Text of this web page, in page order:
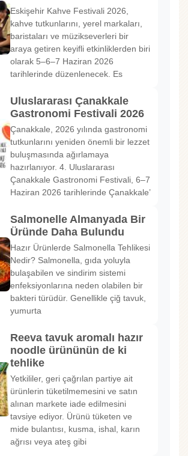
Eskişehir Kahve Festivali 2026,
kahve tutkunlarını, yerel markaları,
baristaları ve müzikseverleri bir
araya getiren keyifli etkinliklerden biri
olarak 5–6–7 Haziran 2026
tarihlerinde düzenlenecek. Es
Uluslararası Çanakkale
Gastronomi Festivali 2026
Çanakkale, 2026 yılında gastronomi
tutkunlarını yeniden önemli bir lezzet
buluşmasında ağırlamaya
hazırlanıyor. 4. Uluslararası
Çanakkale Gastronomi Festivali, 6–7
Haziran 2026 tarihlerinde Çanakkale’
Salmonelle Almanyada Bir
Üründe Daha Bulundu
Hazır Ürünlerde Salmonella Tehlikesi
Nedir? Salmonella, gıda yoluyla
bulaşabilen ve sindirim sistemi
enfeksiyonlarına neden olabilen bir
bakteri türüdür. Genellikle çiğ tavuk,
yumurta
Reeva tavuk aromalı hazır
noodle ürününün de ki
tehlike
Yetkililer, geri çağrılan partiye ait
ürünlerin tüketilmemesini ve satın
alınan markete iade edilmesini
tavsiye ediyor. Ürünü tüketen ve
mide bulantısı, kusma, ishal, karın
ağrısı veya ateş gibi